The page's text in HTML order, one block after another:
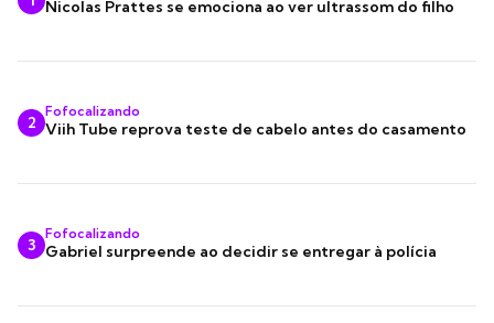
Nicolas Prattes se emociona ao ver ultrassom do filho
2
Fofocalizando
Viih Tube reprova teste de cabelo antes do casamento
3
Fofocalizando
Gabriel surpreende ao decidir se entregar à polícia